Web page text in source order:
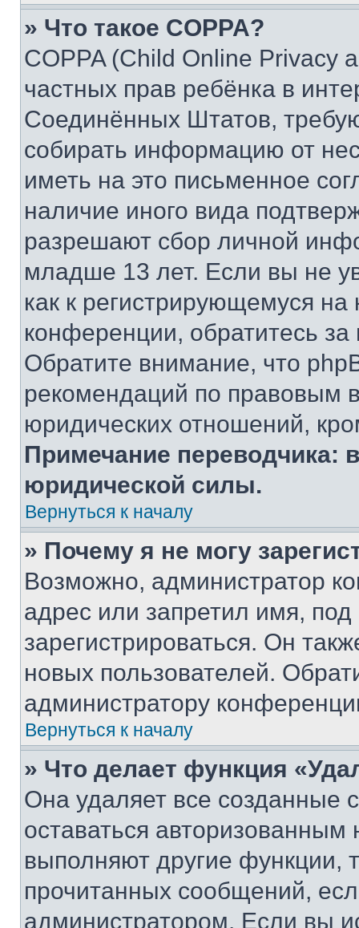
» Что такое COPPA?
COPPA (Child Online Privacy
частных прав ребёнка в
Соединённых Штатов,
собирать информацию от
иметь на это письменное
наличие иного вида
разрешают сбор личной
младше 13 лет. Если вы не
как к регистрирующемуся
конференции, обратитесь
Обратите внимание, что
рекомендаций по правовым
юридических отношений,
Примечание переводчика:
юридической силы.
Вернуться к началу
» Почему я не могу
Возможно, администратор
адрес или запретил имя,
зарегистрироваться. Он
новых пользователей.
администратору
Вернуться к началу
» Что делает функция
Она удаляет все созданные
оставаться
выполняют другие функции,
прочитанных сообщений,
администратором. Если вы